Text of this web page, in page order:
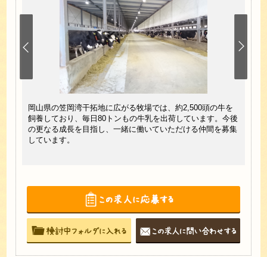
農
思
全
岡山県の笠岡湾干拓地に広がる牧場では、約2,500頭の牛を
飼養しており、毎日80トンもの牛乳を出荷しています。今後
の更なる成長を目指し、一緒に働いていただける仲間を募集
しています。
当
は
ク
し